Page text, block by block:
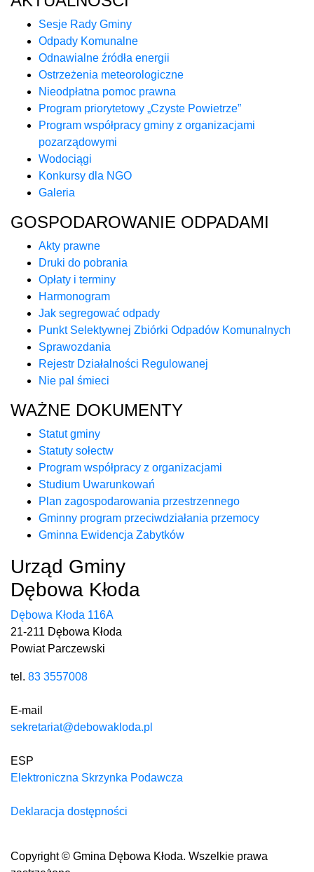
Sesje Rady Gminy
Odpady Komunalne
Odnawialne źródła energii
Ostrzeżenia meteorologiczne
Nieodpłatna pomoc prawna
Program priorytetowy „Czyste Powietrze”
Program współpracy gminy z organizacjami
pozarządowymi
Wodociągi
Konkursy dla NGO
Galeria
GOSPODAROWANIE ODPADAMI
Akty prawne
Druki do pobrania
Opłaty i terminy
Harmonogram
Jak segregować odpady
Punkt Selektywnej Zbiórki Odpadów Komunalnych
Sprawozdania
Rejestr Działalności Regulowanej
Nie pal śmieci
WAŻNE DOKUMENTY
Statut gminy
Statuty sołectw
Program współpracy z organizacjami
Studium Uwarunkowań
Plan zagospodarowania przestrzennego
Gminny program przeciwdziałania przemocy
Gminna Ewidencja Zabytków
Urząd Gminy
Dębowa Kłoda
Dębowa Kłoda 116A
21-211 Dębowa Kłoda
Powiat Parczewski
tel. 83 3557008
E-mail
sekretariat@debowakloda.pl
ESP
Elektroniczna Skrzynka Podawcza
Deklaracja dostępności
Copyright © Gmina Dębowa Kłoda. Wszelkie prawa